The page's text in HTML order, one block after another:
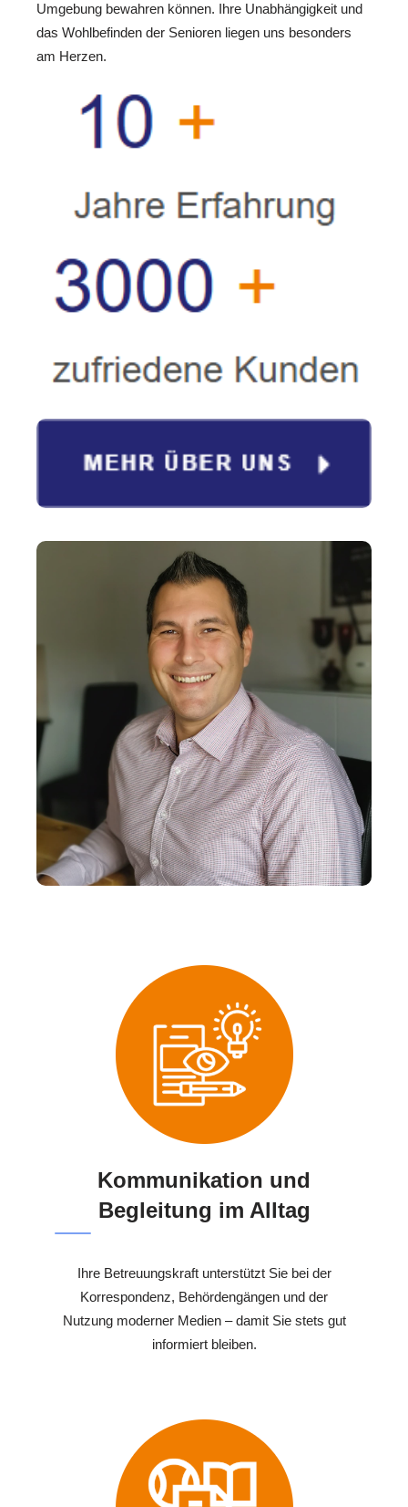
Umgebung bewahren können. Ihre Unabhängigkeit und
das Wohlbefinden der Senioren liegen uns besonders
am Herzen.
Kommunikation und
Begleitung im Alltag
Ihre Betreuungskraft unterstützt Sie bei der
Korrespondenz, Behördengängen und der
Nutzung moderner Medien – damit Sie stets gut
informiert bleiben.